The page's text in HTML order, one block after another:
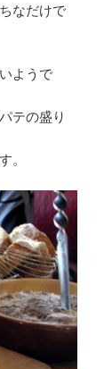
なだけで
ようで
テの盛り
。